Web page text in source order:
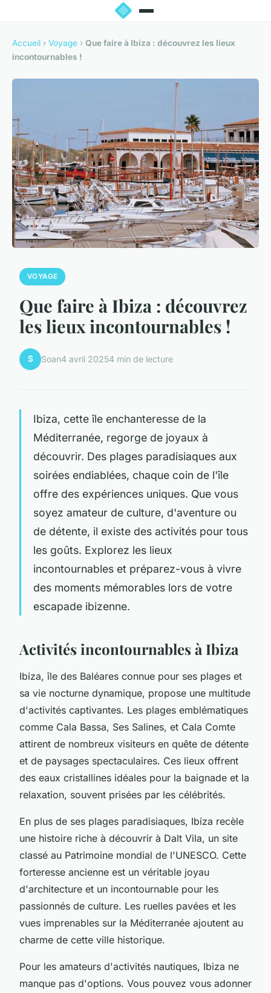
Accueil › Voyage › Que faire à Ibiza : découvrez les lieux
incontournables !
VOYAGE
Que faire à Ibiza : découvrez
les lieux incontournables !
S Soan4 avril 20254 min de lecture
Ibiza, cette île enchanteresse de la
Méditerranée, regorge de joyaux à
découvrir. Des plages paradisiaques aux
soirées endiablées, chaque coin de l'île
offre des expériences uniques. Que vous
soyez amateur de culture, d'aventure ou
de détente, il existe des activités pour tous
les goûts. Explorez les lieux
incontournables et préparez-vous à vivre
des moments mémorables lors de votre
escapade ibizenne.
Activités incontournables à Ibiza
Ibiza, île des Baléares connue pour ses plages et
sa vie nocturne dynamique, propose une multitude
d'activités captivantes. Les plages emblématiques
comme Cala Bassa, Ses Salines, et Cala Comte
attirent de nombreux visiteurs en quête de détente
et de paysages spectaculaires. Ces lieux offrent
des eaux cristallines idéales pour la baignade et la
relaxation, souvent prisées par les célébrités.
En plus de ses plages paradisiaques, Ibiza recèle
une histoire riche à découvrir à Dalt Vila, un site
classé au Patrimoine mondial de l'UNESCO. Cette
forteresse ancienne est un véritable joyau
d'architecture et un incontournable pour les
passionnés de culture. Les ruelles pavées et les
vues imprenables sur la Méditerranée ajoutent au
charme de cette ville historique.
Pour les amateurs d'activités nautiques, Ibiza ne
manque pas d'options. Vous pouvez vous adonner